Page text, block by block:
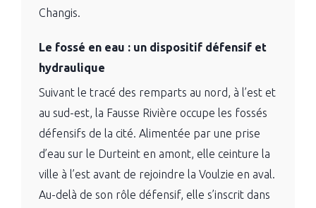
Changis.
Le fossé en eau : un dispositif défensif et
hydraulique
Suivant le tracé des remparts au nord, à l’est et
au sud-est, la Fausse Rivière occupe les fossés
défensifs de la cité. Alimentée par une prise
d’eau sur le Durteint en amont, elle ceinture la
ville à l’est avant de rejoindre la Voulzie en aval.
Au-delà de son rôle défensif, elle s’inscrit dans